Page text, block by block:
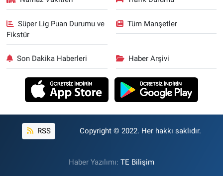
Süper Lig Puan Durumu ve
Fikstür
Tüm Manşetler
Son Dakika Haberleri Haber Arşivi
RSS Copyright © 2022. Her hakkı saklıdır.
Haber Yazılımı: TE Bilişim